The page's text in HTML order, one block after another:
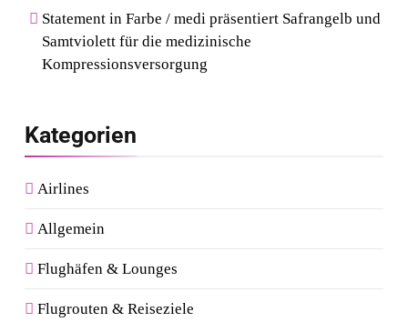
Statement in Farbe / medi präsentiert Safrangelb und
Samtviolett für die medizinische
Kompressionsversorgung
Kategorien
Airlines
Allgemein
Flughäfen & Lounges
Flugrouten & Reiseziele